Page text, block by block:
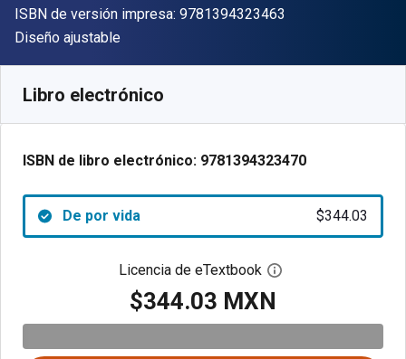
ISBN de versión impresa: 9781394323463
Formato
Diseño ajustable
Libro electrónico
ISBN de libro electrónico: 9781394323470
De por vida $344.03
Licencia de eTextbook Abre el cuadro de
$344.03 MXN